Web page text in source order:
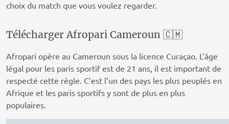
choix du match que vous voulez regarder.
Télécharger Afropari Cameroun 🇨🇲
Afropari opère au Cameroun sous la licence Curaçao. L’âge
légal pour les paris sportif est de 21 ans, il est important de
respecté cette règle. C’est l’un des pays les plus peuplés en
Afrique et les paris sportifs y sont de plus en plus
populaires.